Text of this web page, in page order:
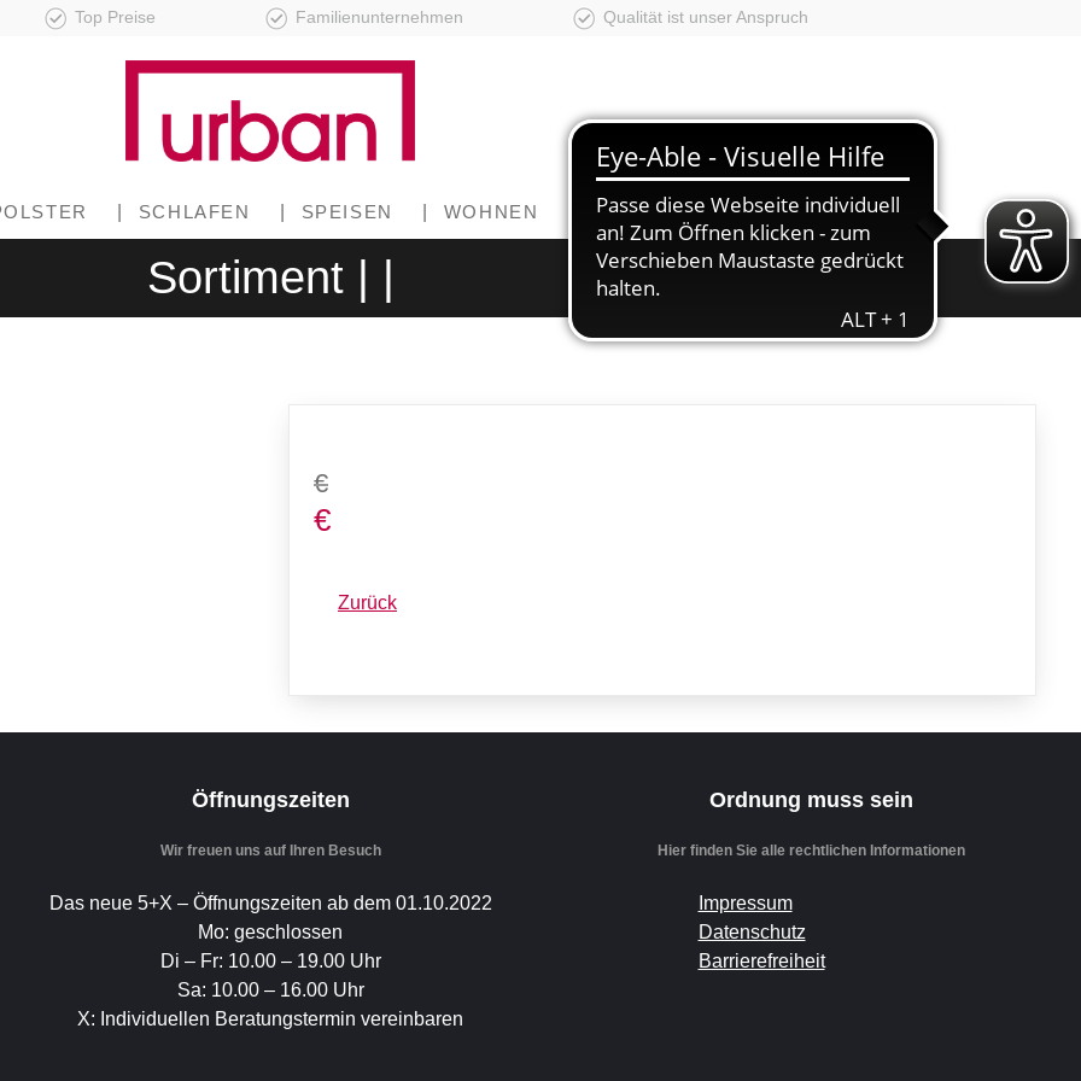
Top Preise Familienunternehmen Qualität ist unser Anspruch
SCHLAFEN SPEISEN WOHNEN
Sortiment | |
€
€
Zurück
Öffnungszeiten
Wir freuen uns auf Ihren Besuch
Das neue 5+X – Öffnungszeiten ab dem 01.10.2022
Mo: geschlossen
Di – Fr: 10.00 – 19.00 Uhr
Sa: 10.00 – 16.00 Uhr
X: Individuellen Beratungstermin vereinbaren
Ordnung muss sein
Hier finden Sie alle rechtlichen Informationen
Impressum
Datenschutz
Barrierefreiheit